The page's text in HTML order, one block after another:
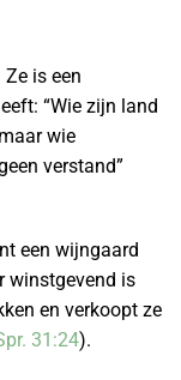
is een
“Wie zijn land
wie
verstand”
een wijngaard
winstgevend is
en verkoopt ze
31:24).